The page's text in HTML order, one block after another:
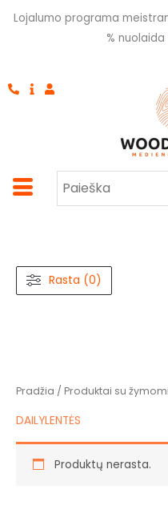
Pereiti
Lojalumo programa
% nuolaida
Rasta (0)
Pradžia / Produktai su žymomis
DAILYLENTĖS
Produktų nerasta.